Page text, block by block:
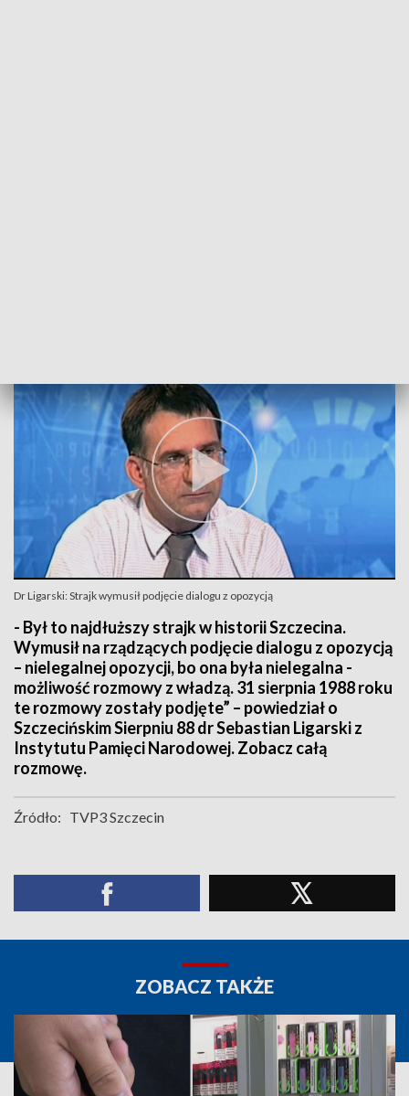
Dr Ligarski: Strajk wymusił podjęcie dialogu z opozycją
- Był to najdłuższy strajk w historii Szczecina.
Wymusił na rządzących podjęcie dialogu z opozycją
– nielegalnej opozycji, bo ona była nielegalna -
możliwość rozmowy z władzą. 31 sierpnia 1988 roku
te rozmowy zostały podjęte” – powiedział o
Szczecińskim Sierpniu 88 dr Sebastian Ligarski z
Instytutu Pamięci Narodowej. Zobacz całą
rozmowę.
Źródło: TVP3 Szczecin
ZOBACZ TAKŻE